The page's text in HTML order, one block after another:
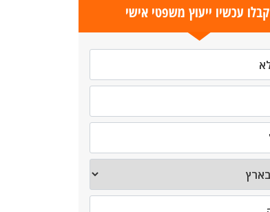
קבלו עכשיו ייעוץ משפטי אישי